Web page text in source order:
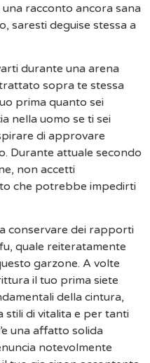
racconto ancora sana
saresti deguise stessa a
durante una arena
sopra te stessa
prima quanto sei
nella uomo se ti sei
di approvare
Durante attuale secondo
non accetti
che potrebbe impedirti
conservare dei rapporti
quale reiteratamente
garzone. A volte
il tuo prima siete
della cintura,
stili di vitalita e per tanti
una affatto solida
notevolmente